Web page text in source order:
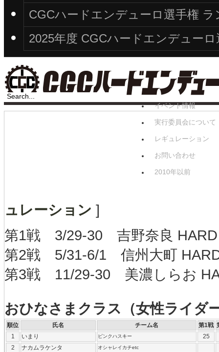
CGCハードエンデューロ選手権 ラ
2025年度 CGCハードエンデュー
イベント情報
実行委員会について
レギュレーション
お問い合わせ
2010年以前
ュレーション ]
第1戦 3/29-30 吉野奈良 HARD
第2戦 5/31-6/1 信州大町
第3戦 11/29-30 美濃しらお
おひなさまクラス（女性ライダ
順位 氏名 チーム名 第1戦
1
いまり ピンクハスキー
25
2
ナカムラケンタ オシャレイカチetc